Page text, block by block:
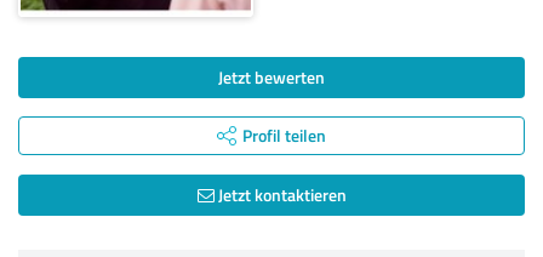
Jetzt bewerten
Profil teilen
Jetzt kontaktieren